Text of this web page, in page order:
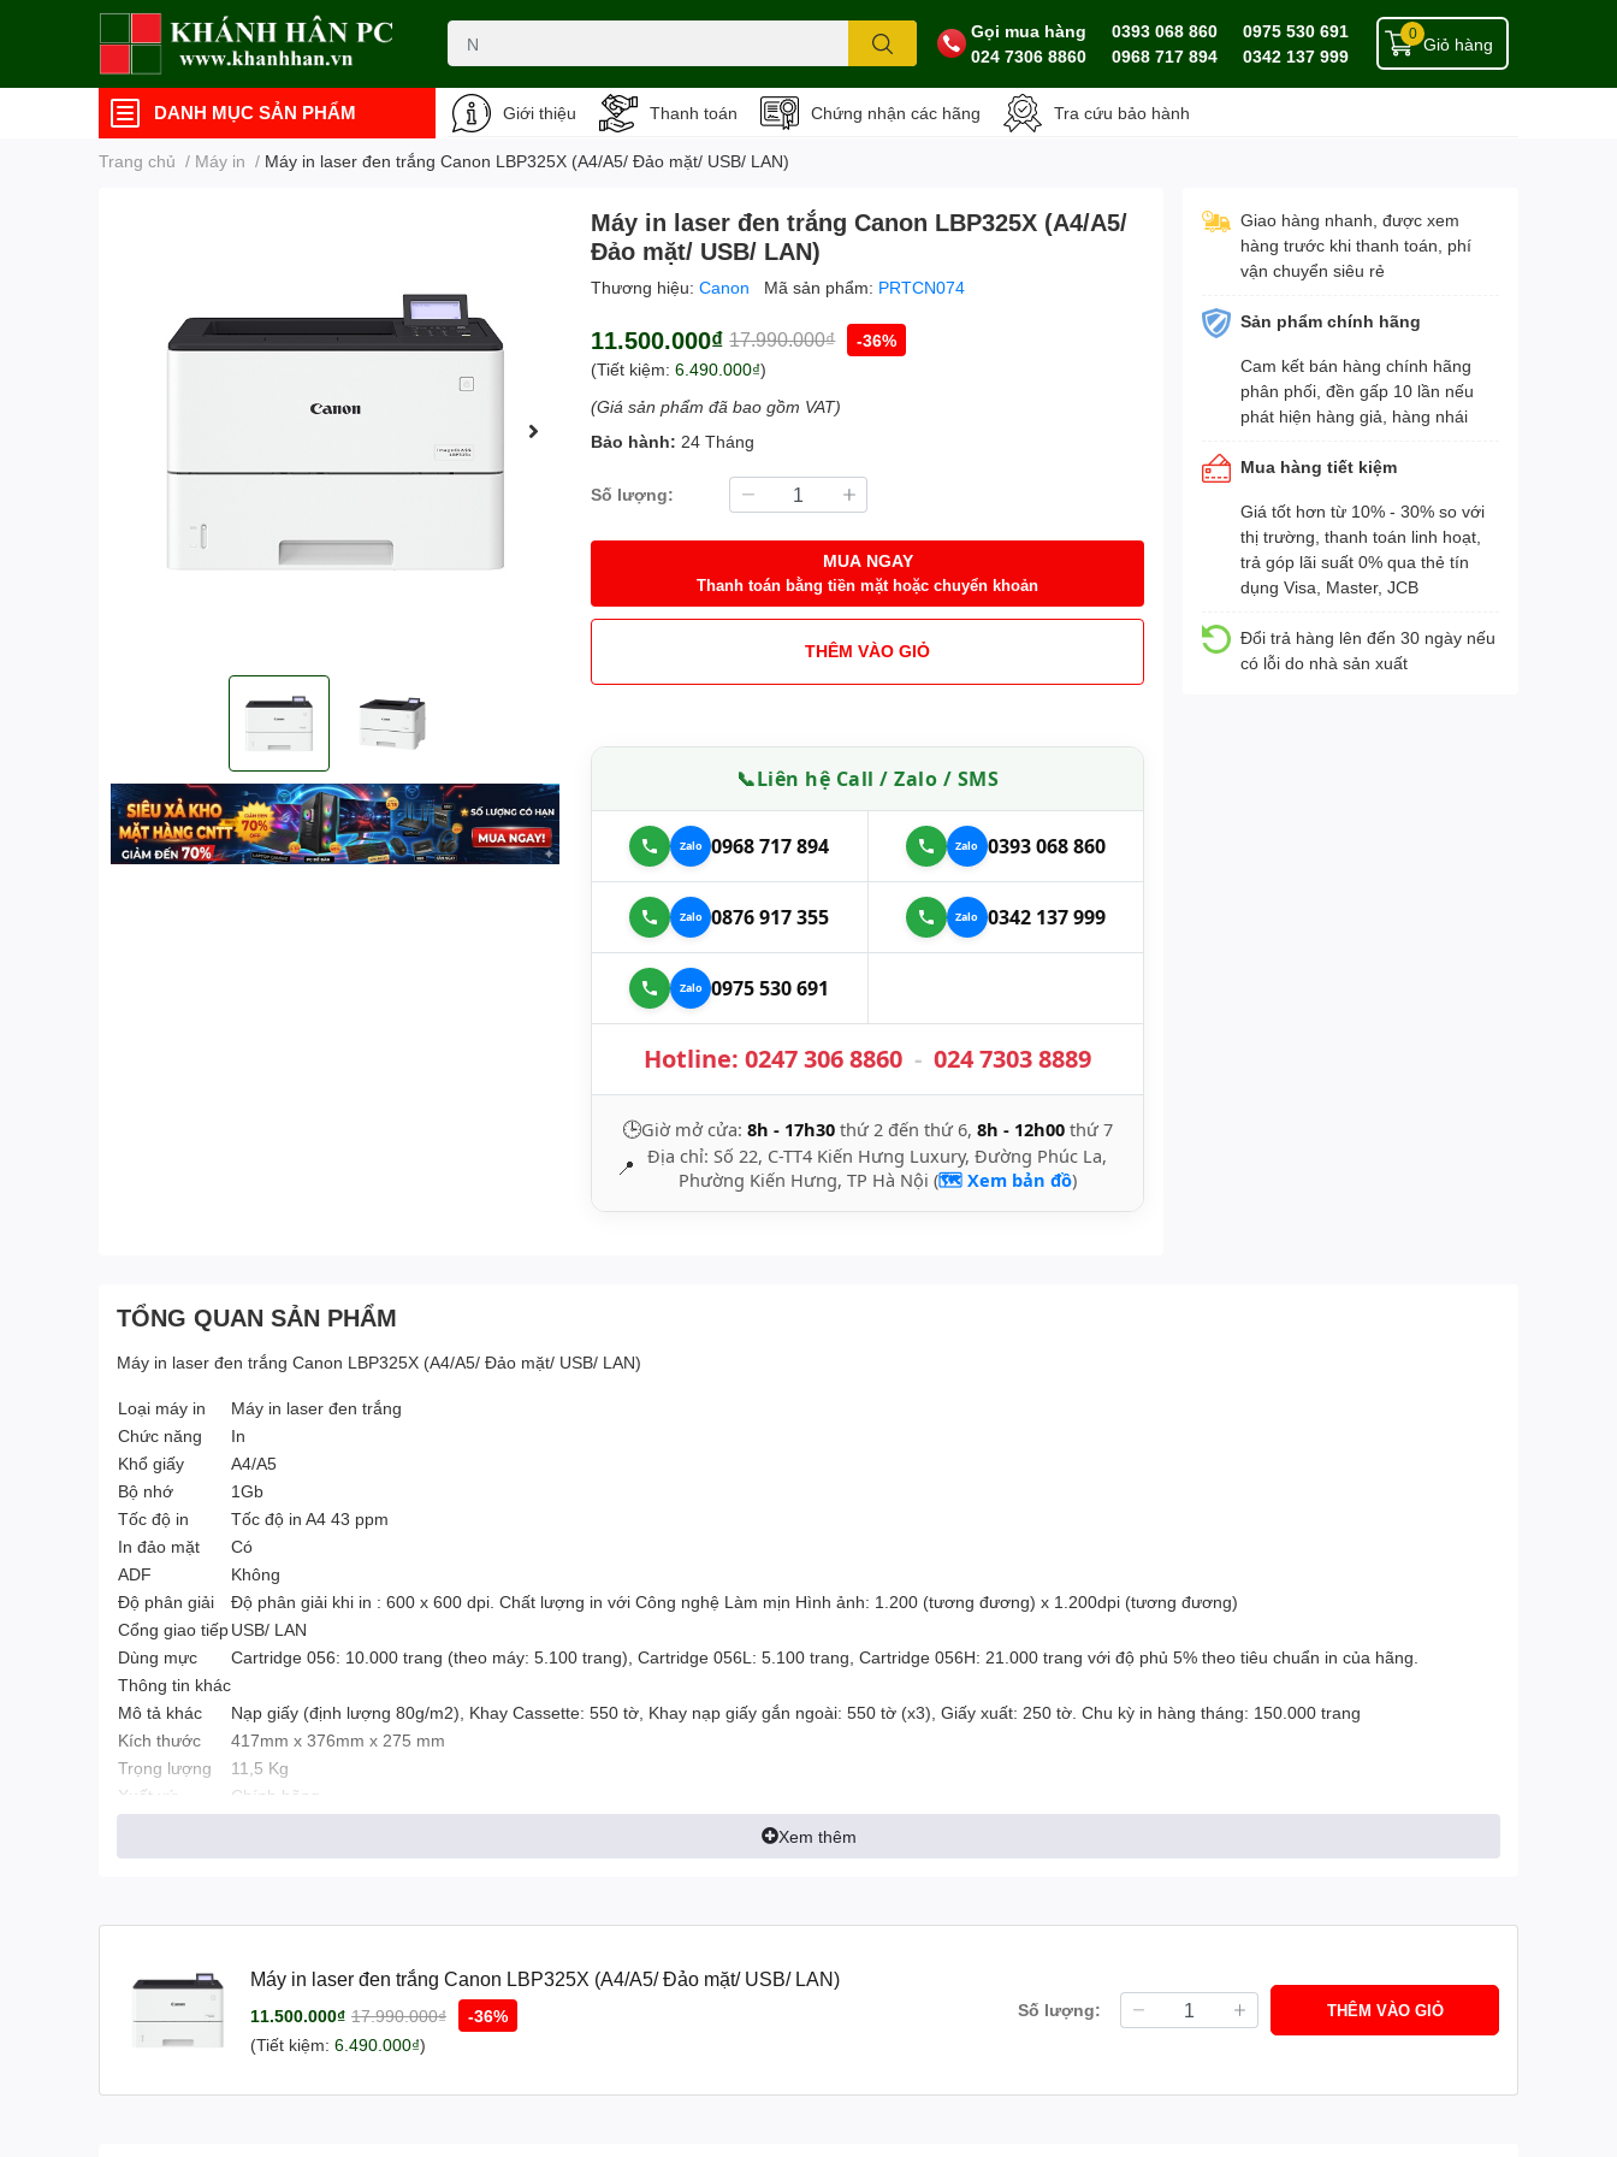
Gọi mua hàng
024 7306 8860
0393 068 860
0968 717 894
0975 530 691
0342 137 999
Giỏ hàng
0
DANH MỤC SẢN PHẨM Giới thiệu Thanh toán Chứng nhận các hãng Tra cứu bảo hành
Trang chủ / Máy in / Máy in laser đen trắng Canon LBP325X (A4/A5/ Đảo mặt/ USB/ LAN)
Máy in laser đen trắng Canon LBP325X (A4/A5/
Đảo mặt/ USB/ LAN)
Thương hiệu:Canon Mã sản phẩm: PRTCN074
11.500.000₫ 17.990.000₫
-36%
(Tiết kiệm:6.490.000₫)
(Giá sản phẩm đã bao gồm VAT)
Bảo hành: 24 Tháng
Số lượng:
MUA NGAY
Thanh toán bằng tiền mặt hoặc chuyển khoản
THÊM VÀO GIỎ
📞Liên hệ Call / Zalo / SMS
0968 717 894 0393 068 860
0876 917 355 0342 137 999
0975 530 691
Hotline:0247 306 8860 - 024 7303 8889
🕒Giờ mở cửa:8h - 17h30 thứ 2 đến thứ 6,8h - 12h00 thứ 7
📍
Địa chỉ: Số 22, C-TT4 Kiến Hưng Luxury, Đường Phúc La,
Phường Kiến Hưng, TP Hà Nội (🗺️ Xem bản đồ)
Giao hàng nhanh, được xem
hàng trước khi thanh toán, phí
vận chuyển siêu rẻ
Sản phẩm chính hãng
Cam kết bán hàng chính hãng
phân phối, đền gấp 10 lần nếu
phát hiện hàng giả, hàng nhái
Mua hàng tiết kiệm
Giá tốt hơn từ 10% - 30% so với
thị trường, thanh toán linh hoạt,
trả góp lãi suất 0% qua thẻ tín
dụng Visa, Master, JCB
Đổi trả hàng lên đến 30 ngày nếu
có lỗi do nhà sản xuất
TỔNG QUAN SẢN PHẨM
Máy in laser đen trắng Canon LBP325X (A4/A5/ Đảo mặt/ USB/ LAN)
Loại máy in
Máy in laser đen trắng
Chức năng
In
Khổ giấy
A4/A5
Bộ nhớ
1Gb
Tốc độ in
Tốc độ in A4 43 ppm
In đảo mặt
Có
ADF
Không
Độ phân giải
Độ phân giải khi in : 600 x 600 dpi. Chất lượng in với Công nghệ Làm mịn Hình ảnh: 1.200 (tương đương) x 1.200dpi (tương đương)
Cổng giao tiếpUSB/ LAN
Dùng mực
Cartridge 056: 10.000 trang (theo máy: 5.100 trang), Cartridge 056L: 5.100 trang, Cartridge 056H: 21.000 trang với độ phủ 5% theo tiêu chuẩn in của hãng.
Thông tin khác
Mô tả khác
Nạp giấy (định lượng 80g/m2), Khay Cassette: 550 tờ, Khay nạp giấy gắn ngoài: 550 tờ (x3), Giấy xuất: 250 tờ. Chu kỳ in hàng tháng: 150.000 trang
Kích thước
417mm x 376mm x 275 mm
Trọng lượng
11,5 Kg
Xuất xứ
Chính hãng
Xem thêm
Máy in laser đen trắng Canon LBP325X (A4/A5/ Đảo mặt/ USB/ LAN)
11.500.000₫ 17.990.000₫
-36%
(Tiết kiệm: 6.490.000₫)
Số lượng: THÊM VÀO GIỎ